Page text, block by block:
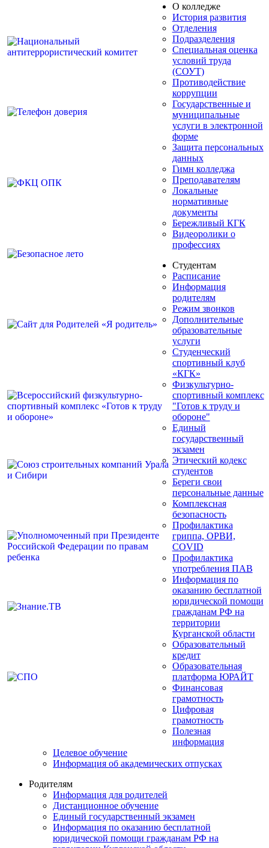
О колледже
История развития
Отделения
Подразделения
Специальная оценка
условий труда
(СОУТ)
Противодействие
коррупции
Государственные и
муниципальные
услуги в электронной
форме
Защита персональных
данных
Гимн колледжа
Преподавателям
Локальные
нормативные
документы
Бережливый КГК
Видеоролики о
профессиях
Студентам
Расписание
Информация
родителям
Режим звонков
Дополнительные
образовательные
услуги
Студенческий
спортивный клуб
«КГК»
Физкультурно-
спортивный комплекс
"Готов к труду и
обороне"
Единый
государственный
экзамен
Этический кодекс
студентов
Береги свои
персональные данные
Комплексная
безопасность
Профилактика
гриппа, ОРВИ,
COVID
Профилактика
употребления ПАВ
Информация по
оказанию бесплатной
юридической помощи
гражданам РФ на
территории
Курганской области
Образовательный
кредит
Образовательная
платформа ЮРАЙТ
Финансовая
грамотность
Цифровая
грамотность
Полезная
информация
Целевое обучение
Информация об академических отпусках
Родителям
Информация для родителей
Дистанционное обучение
Единый государственный экзамен
Информация по оказанию бесплатной
юридической помощи гражданам РФ на